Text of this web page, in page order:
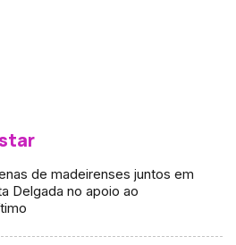
de madeirenses juntos em
Delgada no apoio ao